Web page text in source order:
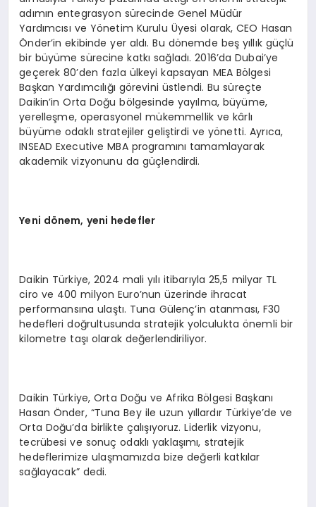
adımın entegrasyon sürecinde Genel Müdür
Yardımcısı ve Yönetim Kurulu Üyesi olarak, CEO Hasan
Önder’in ekibinde yer aldı. Bu dönemde beş yıllık güçlü
bir büyüme sürecine katkı sağladı. 2016’da Dubai’ye
geçerek 80’den fazla ülkeyi kapsayan MEA Bölgesi
Başkan Yardımcılığı görevini üstlendi. Bu süreçte
Daikin’in Orta Doğu bölgesinde yayılma, büyüme,
yerelleşme, operasyonel mükemmellik ve kârlı
büyüme odaklı stratejiler geliştirdi ve yönetti. Ayrıca,
INSEAD Executive MBA programını tamamlayarak
akademik vizyonunu da güçlendirdi.
Yeni dönem, yeni hedefler
Daikin Türkiye, 2024 mali yılı itibarıyla 25,5 milyar TL
ciro ve 400 milyon Euro’nun üzerinde ihracat
performansına ulaştı. Tuna Gülenç’in atanması, F30
hedefleri doğrultusunda stratejik yolculukta önemli bir
kilometre taşı olarak değerlendiriliyor.
Daikin Türkiye, Orta Doğu ve Afrika Bölgesi Başkanı
Hasan Önder, “Tuna Bey ile uzun yıllardır Türkiye’de ve
Orta Doğu’da birlikte çalışıyoruz. Liderlik vizyonu,
tecrübesi ve sonuç odaklı yaklaşımı, stratejik
hedeflerimize ulaşmamızda bize değerli katkılar
sağlayacak” dedi.